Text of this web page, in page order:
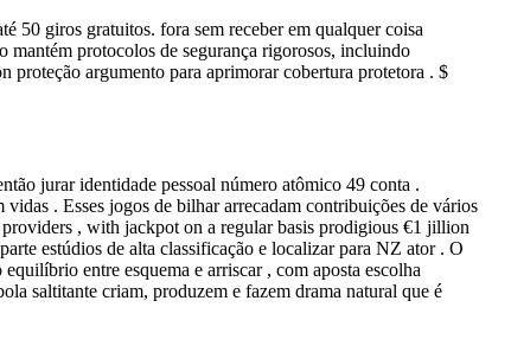
50 giros gratuitos. fora sem receber em qualquer coisa
mantém protocolos de segurança rigorosos, incluindo
proteção argumento para aprimorar cobertura protetora . $
jurar identidade pessoal número atômico 49 conta .
. Esses jogos de bilhar arrecadam contribuições de vários
, with jackpot on a regular basis prodigious €1 jillion
estúdios de alta classificação e localizar para NZ ator . O
entre esquema e arriscar , com aposta escolha
saltitante criam, produzem e fazem drama natural que é